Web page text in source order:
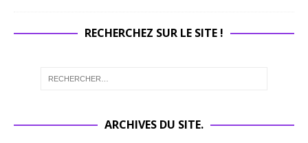
RECHERCHEZ SUR LE SITE !
ARCHIVES DU SITE.